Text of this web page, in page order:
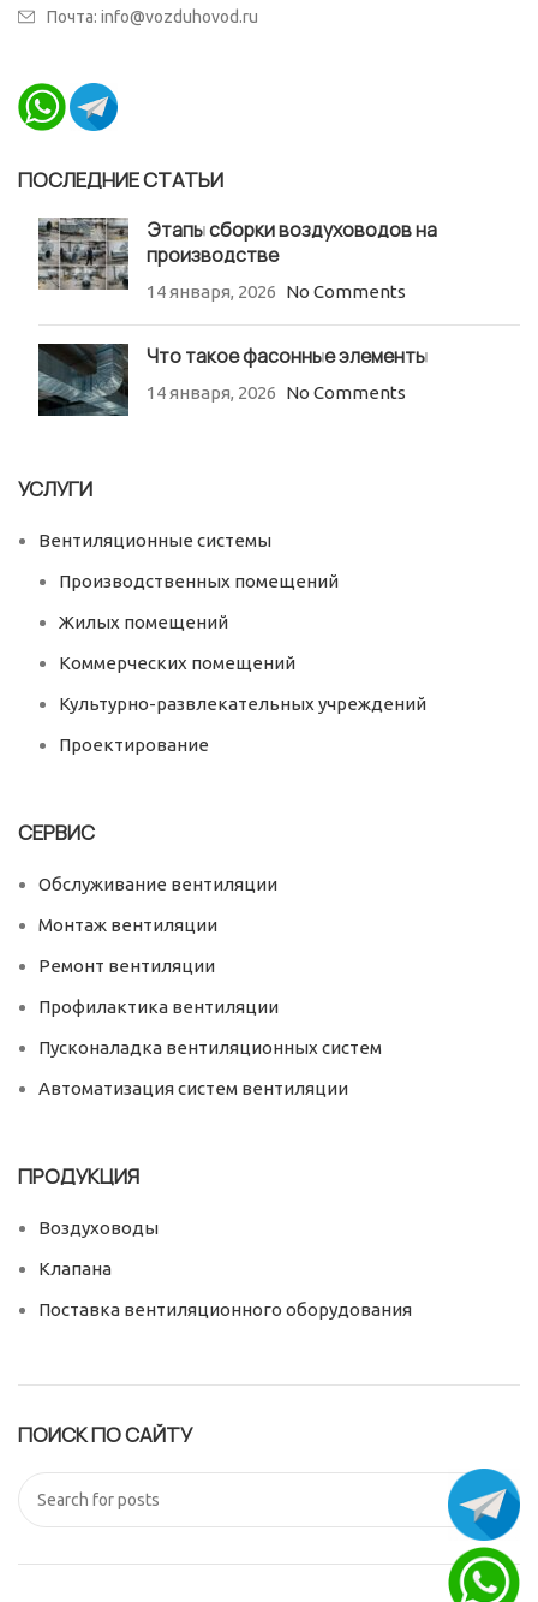
Почта: info@vozduhovod.ru
ПОСЛЕДНИЕ СТАТЬИ
Этапы сборки воздуховодов на
производстве
14 января, 2026 No Comments
Что такое фасонные элементы
14 января, 2026 No Comments
УСЛУГИ
Вентиляционные системы
Производственных помещений
Жилых помещений
Коммерческих помещений
Культурно-развлекательных учреждений
Проектирование
СЕРВИС
Обслуживание вентиляции
Монтаж вентиляции
Ремонт вентиляции
Профилактика вентиляции
Пусконаладка вентиляционных систем
Автоматизация систем вентиляции
ПРОДУКЦИЯ
Воздуховоды
Клапана
Поставка вентиляционного оборудования
ПОИСК ПО САЙТУ